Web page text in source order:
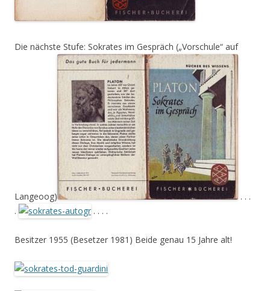
Die nächste Stufe: Sokrates im Gespräch („Vorschule“ auf
Langeoog)
. . .
.
. . . .
Besitzer 1955 (Besetzer 1981) Beide genau 15 Jahre alt!